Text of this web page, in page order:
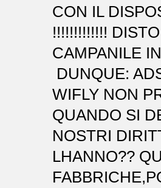
CON IL
!!!!!!!!!!!!!
CAMPANILE
DUNQUE:
WIFLY NON
QUANDO SI
NOSTRI
LHANNO??